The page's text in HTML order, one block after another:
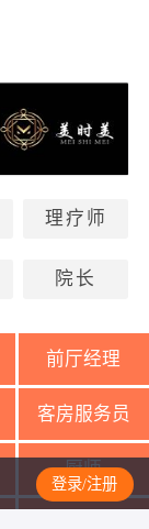
理疗师
院长
前厅经理
客房服务员
厨师
登录/注册